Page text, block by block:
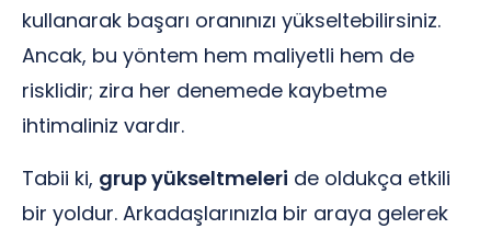
kullanarak başarı oranınızı yükseltebilirsiniz.
Ancak, bu yöntem hem maliyetli hem de
risklidir; zira her denemede kaybetme
ihtimaliniz vardır.
Tabii ki, grup yükseltmeleri de oldukça etkili
bir yoldur. Arkadaşlarınızla bir araya gelerek